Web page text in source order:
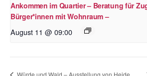
Ankommen im Quartier – Beratung für
Bürger*innen mit Wohnraum –
August 11 @ 09:00
Würde und Wald – Ausstellung von Heide